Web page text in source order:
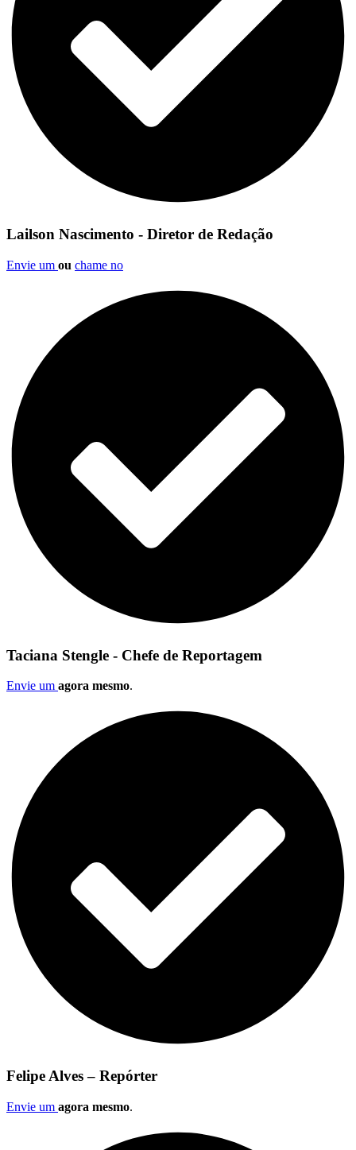
Lailson Nascimento - Diretor de Redação
Envie um ou chame no
Taciana Stengle - Chefe de Reportagem
Envie um agora mesmo.
Felipe Alves – Repórter
Envie um agora mesmo.